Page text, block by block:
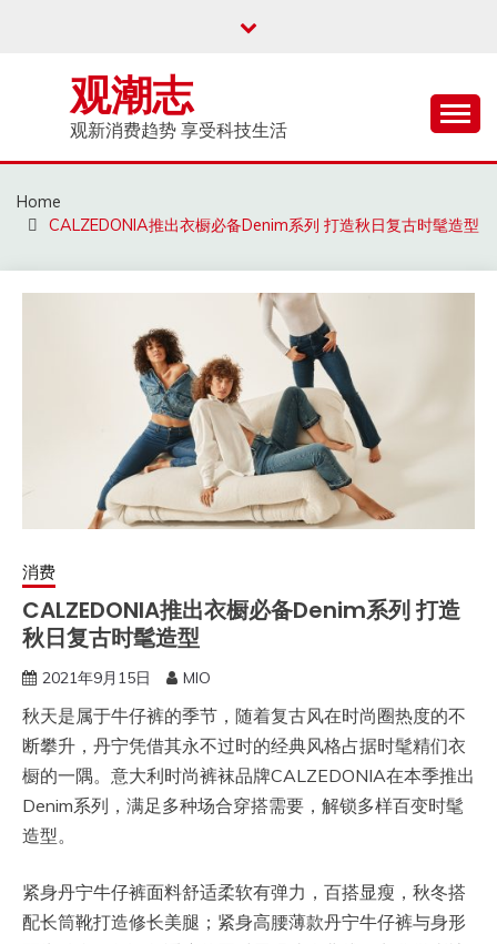
观潮志
观新消费趋势 享受科技生活
Home
CALZEDONIA推出衣橱必备Denim系列 打造秋日复古时髦造型
消费
CALZEDONIA推出衣橱必备Denim系列 打造
秋日复古时髦造型
2021年9月15日 MIO
秋天是属于牛仔裤的季节，随着复古风在时尚圈热度的不
断攀升，丹宁凭借其永不过时的经典风格占据时髦精们衣
橱的一隅。意大利时尚裤袜品牌CALZEDONIA在本季推出
Denim系列，满足多种场合穿搭需要，解锁多样百变时髦
造型。
紧身丹宁牛仔裤面料舒适柔软有弹力，百搭显瘦，秋冬搭
配长筒靴打造修长美腿；紧身高腰薄款丹宁牛仔裤与身形